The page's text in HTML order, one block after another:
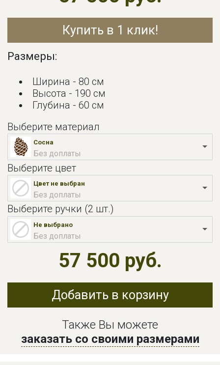
Купить в 1 клик!
Размеры:
Ширина - 80 см
Высота - 190 см
Глубина - 60 см
Выберите материал
Сосна
Без доплаты
Выберите цвет
Цвет не выбран
Без доплаты
Выберите ручки (2 шт.)
Не выбрано
Без доплаты
57 500 руб.
Добавить в корзину
Также Вы можете
заказать со своими размерами